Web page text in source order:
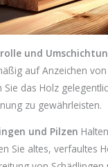
und
auf Anzeichen
Sie das Holz
zu gewährleisten.
und Pilzen
Sie altes, verfaultes